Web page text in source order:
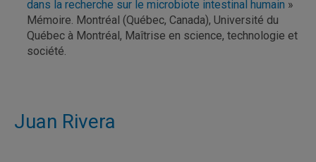
dans la recherche sur le microbiote intestinal humain »
Mémoire. Montréal (Québec, Canada), Université du
Québec à Montréal, Maîtrise en science, technologie et
société.
Juan Rivera